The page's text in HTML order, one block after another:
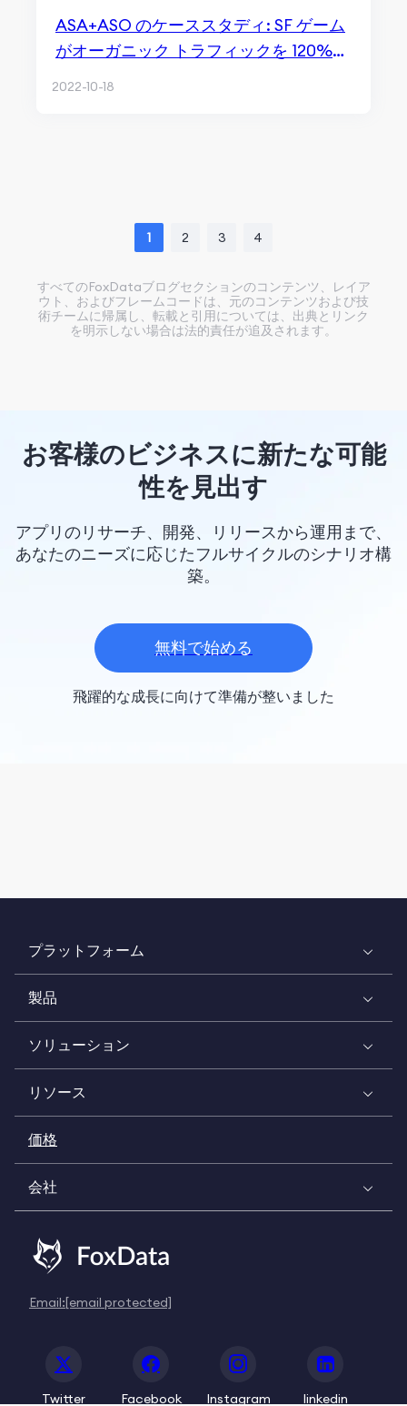
ASA+ASO のケーススタディ: SF ゲーム
がオーガニック トラフィックを 120%
2022-10-18
1 2 3 4
すべてのFoxDataブログセクションのコンテンツ、レイア
ウト、およびフレームコードは、元のコンテンツおよび技
術チームに帰属し、転載と引用については、出典とリンク
を明示しない場合は法的責任が追及されます。
お客様のビジネスに新たな可能
性を見出す
アプリのリサーチ、開発、リリースから運用まで、
あなたのニーズに応じたフルサイクルのシナリオ構
築。
無料で始める
飛躍的な成長に向けて準備が整いました
プラットフォーム
製品
ソリューション
リソース
価格
会社
Email:[email protected]
Twitter Facebook Instagram linkedin